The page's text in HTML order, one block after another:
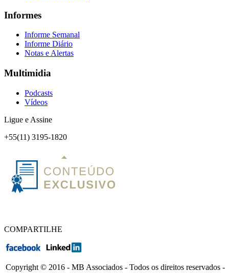
Informes
Informe Semanal
Informe Diário
Notas e Alertas
Multimidia
Podcasts
Vídeos
Ligue e Assine
+55(11) 3195-1820
COMPARTILHE
Copyright © 2016 - MB Associados - Todos os direitos reservados -